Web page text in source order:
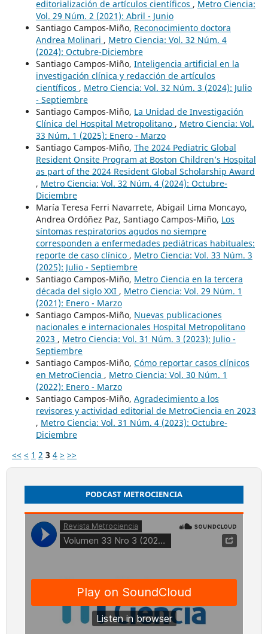
editorialización de artículos científicos , Metro Ciencia:
Vol. 29 Núm. 2 (2021): Abril - Junio
Santiago Campos-Miño, Reconocimiento doctora
Andrea Molinari , Metro Ciencia: Vol. 32 Núm. 4
(2024): Octubre-Diciembre
Santiago Campos-Miño, Inteligencia artificial en la
investigación clínica y redacción de artículos
científicos , Metro Ciencia: Vol. 32 Núm. 3 (2024): Julio
- Septiembre
Santiago Campos-Miño, La Unidad de Investigación
Clínica del Hospital Metropolitano , Metro Ciencia: Vol.
33 Núm. 1 (2025): Enero - Marzo
Santiago Campos-Miño, The 2024 Pediatric Global
Resident Onsite Program at Boston Children’s Hospital
as part of the 2024 Resident Global Scholarship Award
, Metro Ciencia: Vol. 32 Núm. 4 (2024): Octubre-
Diciembre
María Teresa Ferri Navarrete, Abigail Lima Moncayo,
Andrea Ordóñez Paz, Santiago Campos-Miño, Los
síntomas respiratorios agudos no siempre
corresponden a enfermedades pediátricas habituales:
reporte de caso clínico , Metro Ciencia: Vol. 33 Núm. 3
(2025): Julio - Septiembre
Santiago Campos-Miño, Metro Ciencia en la tercera
década del siglo XXI , Metro Ciencia: Vol. 29 Núm. 1
(2021): Enero - Marzo
Santiago Campos-Miño, Nuevas publicaciones
nacionales e internacionales Hospital Metropolitano
2023 , Metro Ciencia: Vol. 31 Núm. 3 (2023): Julio -
Septiembre
Santiago Campos-Miño, Cómo reportar casos clínicos
en MetroCiencia , Metro Ciencia: Vol. 30 Núm. 1
(2022): Enero - Marzo
Santiago Campos-Miño, Agradecimiento a los
revisores y actividad editorial de MetroCiencia en 2023
, Metro Ciencia: Vol. 31 Núm. 4 (2023): Octubre-
Diciembre
<< < 1 2 3 4 > >>
PODCAST METROCIENCIA